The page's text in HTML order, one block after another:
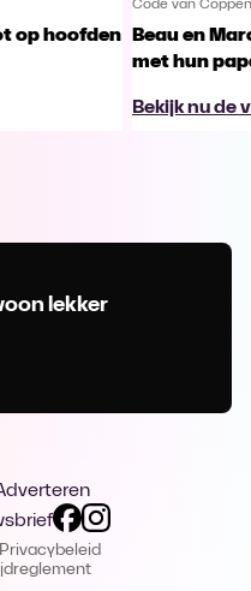
op hoofden
Code van
Beau en
met hun
Bekijk nu de
lekker
Privacybeleid